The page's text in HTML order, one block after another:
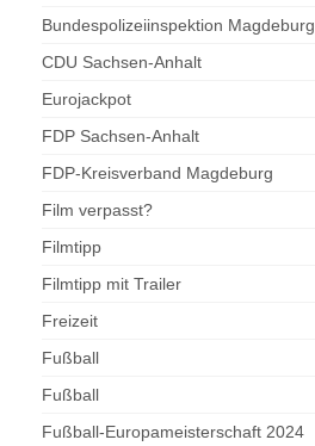
Bundespolizeiinspektion Magdeburg
CDU Sachsen-Anhalt
Eurojackpot
FDP Sachsen-Anhalt
FDP-Kreisverband Magdeburg
Film verpasst?
Filmtipp
Filmtipp mit Trailer
Freizeit
Fußball
Fußball
Fußball-Europameisterschaft 2024